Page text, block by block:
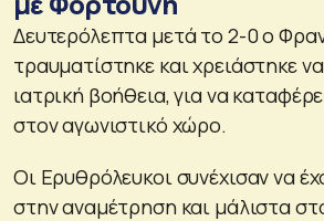
Δευτερόλεπτα μετά το 2-0 ο
τραυματίστηκε και χρειάστηκε
ιατρική βοήθεια, για να
στον αγωνιστικό χώρο.
Οι Ερυθρόλευκοι συνέχισαν να
στην αναμέτρηση και μάλιστα